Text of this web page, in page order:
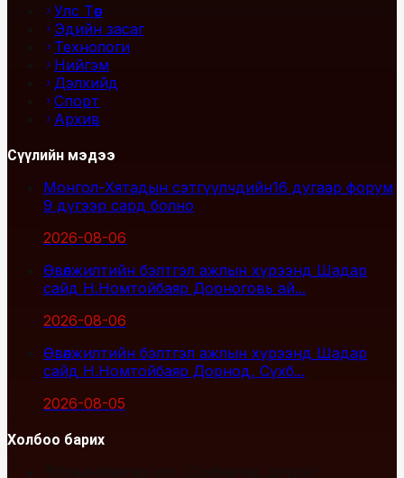
Улс Төр
Эдийн засаг
Технологи
Нийгэм
Дэлхийд
Спорт
Архив
Сүүлийн мэдээ
Монгол-Хятадын сэтгүүлчдийн16 дугаар форум
9 дүгээр сард болно
2026-08-06
Өвөлжилтийн бэлтгэл ажлын хүрээнд Шадар
сайд Н.Номтойбаяр Дорноговь ай...
2026-08-06
Өвөлжилтийн бэлтгэл ажлын хүрээнд Шадар
сайд Н.Номтойбаяр Дорнод, Сүхб...
2026-08-05
Холбоо барих